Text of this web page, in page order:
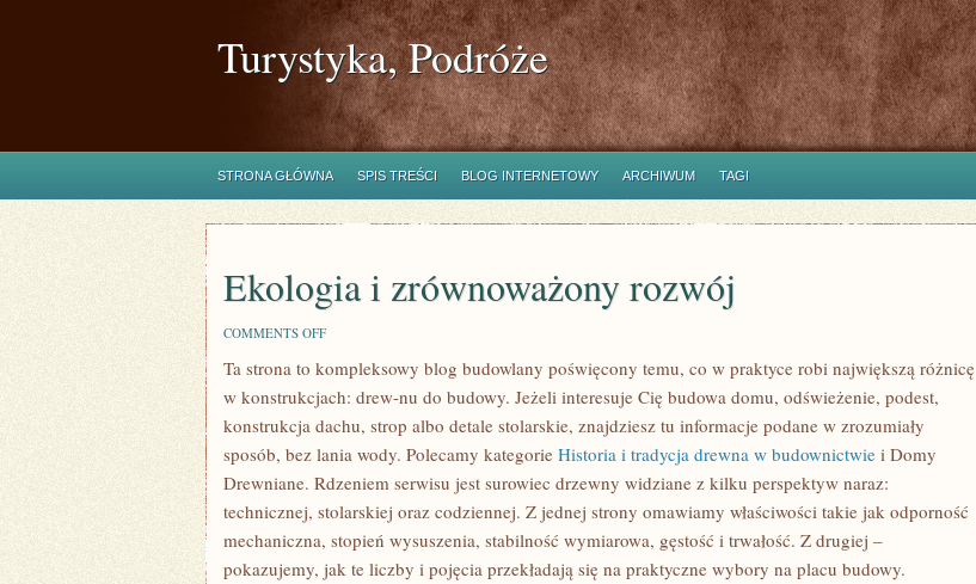
Turystyka, Podróże
STRONA GŁÓWNA SPIS TREŚCI BLOG INTERNETOWY ARCHIWUM TAGI
Ekologia i zrównoważony rozwój
COMMENTS OFFON
I
ZRÓWNOWAŻONY
ROZWÓJ
Ta strona to kompleksowy blog budowlany poświęcony temu, co w praktyce robi największą różnicę
w konstrukcjach: drew-nu do budowy. Jeżeli interesuje Cię budowa domu, odświeżenie, podest,
konstrukcja dachu, strop albo detale stolarskie, znajdziesz tu informacje podane w zrozumiały
sposób, bez lania wody. Polecamy kategorie Historia i tradycja drewna w budownictwie i Domy
Drewniane. Rdzeniem serwisu jest surowiec drzewny widziane z kilku perspektyw naraz:
technicznej, stolarskiej oraz codziennej. Z jednej strony omawiamy właściwości takie jak odporność
mechaniczna, stopień wysuszenia, stabilność wymiarowa, gęstość i trwałość. Z drugiej –
pokazujemy, jak te liczby i pojęcia przekładają się na praktyczne wybory na placu budowy.